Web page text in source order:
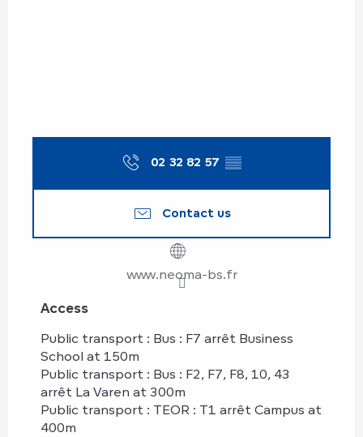
02 32 82 57 ▒▒
Contact us
www.neoma-bs.fr
Access
Access
Public transport : Bus : F7 arrêt Business
School at 150m
Public transport : Bus : F2, F7, F8, 10, 43
arrêt La Varen at 300m
Public transport : TEOR : T1 arrêt Campus at
400m